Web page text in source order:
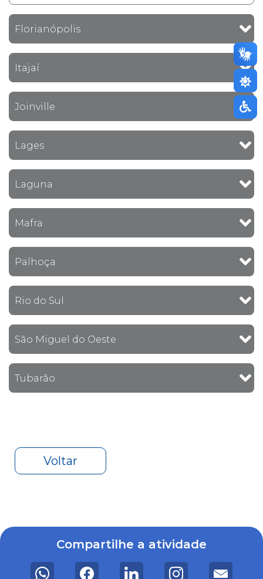
Florianópolis
Itajaí
Joinville
Lages
Laguna
Mafra
Palhoça
Rio do Sul
São Miguel do Oeste
Tubarão
Voltar
Compartilhe a atividade